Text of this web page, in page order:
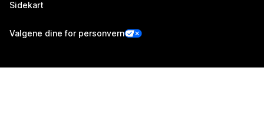
Sidekart
Valgene dine for personvern